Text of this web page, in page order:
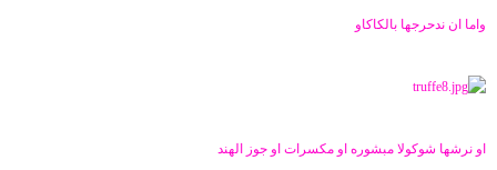
واما ان ندحرجها بالكاكاو
او نرشها شوكولا مبشوره او مكسرات او جوز الهند